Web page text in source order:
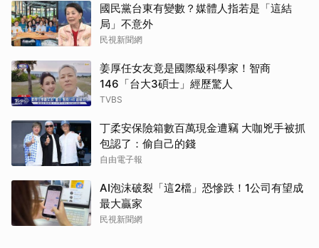
國民黨台東有變數？媒體人指若是「這結
局」不意外
民視新聞網
姜厚任女友竟是國際級科學家！智商
146「台大3碩士」經歷驚人
TVBS
丁柔安保險箱數百萬現金遭竊 大咖兇手被抓
包認了：偷自己的錢
自由電子報
AI泡沫破裂「這2檔」恐慘跌！1公司有望成
最大贏家
民視新聞網